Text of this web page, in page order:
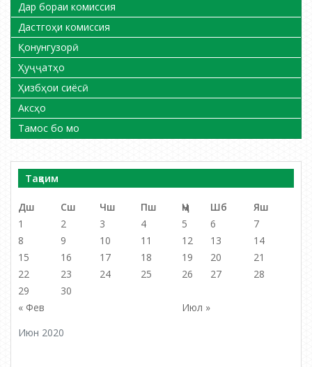
Дар бораи комиссия
Дастгоҳи комиссия
Қонунгузорӣ
Ҳуҷҷатҳо
Ҳизбҳои сиёсӣ
Аксҳо
Тамос бо мо
Тақвим
Июн 2020
Дш Сш Чш Пш Ҷм Шб Яш
« Фев Июл »
1 2 3 4 5 6
7
8
9 10 11 12 13
14
15
16 17 18 19 20
21
22
23 24 25 26 27
28
29
30